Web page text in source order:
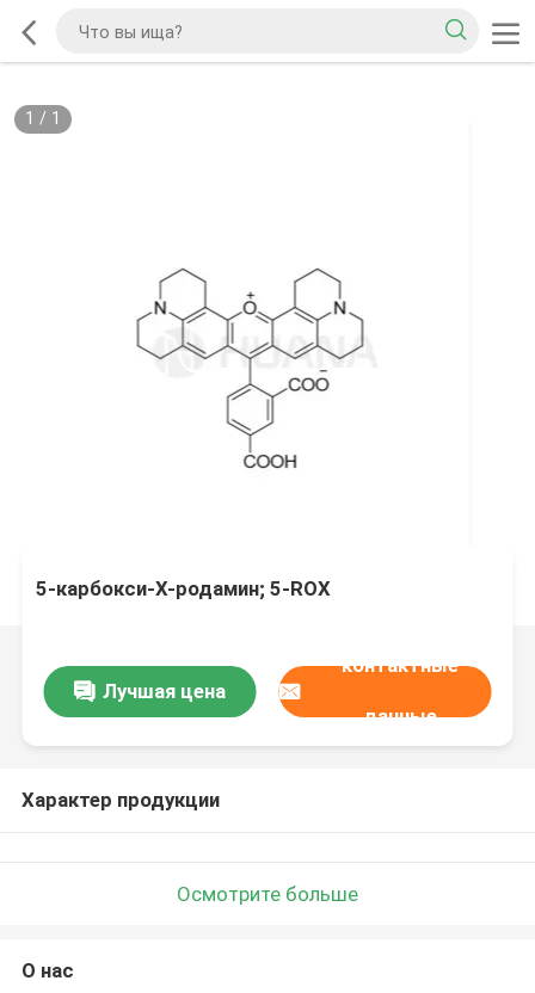
1 / 1
5-карбокси-Х-родамин; 5-ROX
Лучшая цена
контактные
данные
Характер продукции
Осмотрите больше
О нас